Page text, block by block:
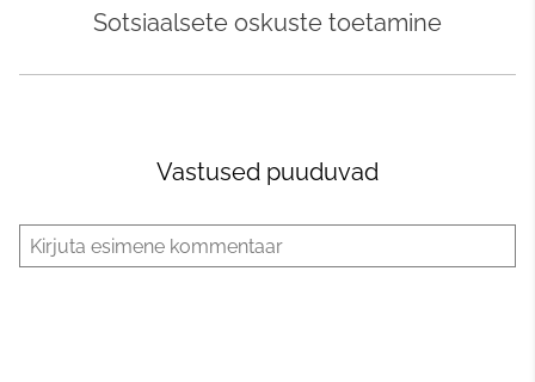
Sotsiaalsete oskuste toetamine
Vastused puuduvad